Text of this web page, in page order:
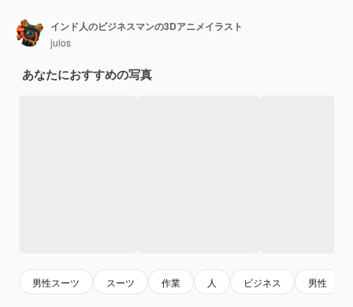
インド人のビジネスマンの3Dアニメイラスト
julos
あなたにおすすめの写真
男性スーツ スーツ 作業 人 ビジネス 男性